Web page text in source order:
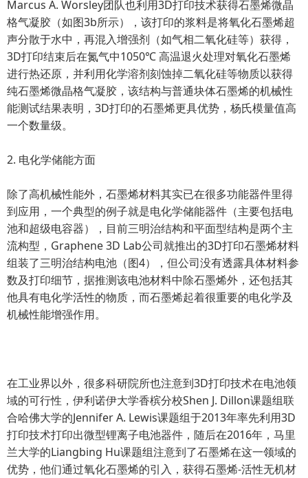
Marcus A. Worsley团队也利用3D打印技术获得石墨烯微晶
格气凝胶（如图3b所示），该打印的浆料是将氧化石墨烯超
声分散于水中，再混入增强剂（如气相二氧化硅等）获得，
3D打印结束后在氮气中1050℃ 高温退火处理对氧化石墨烯
进行热还原，并利用化学溶剂刻蚀掉二氧化硅等物质以获得
纯石墨烯微晶格气凝胶，该结构与普通块体石墨烯的机械性
能测试结果表明，3D打印的石墨烯更具优势，杨氏模量值高
一个数量级。
2. 电化学储能方面
除了高机械性能外，石墨烯材料其实已在很多功能器件里得
到应用，一个典型的例子就是电化学储能器件（主要包括电
池和超级电容器），目前三明治结构和平面型结构是两个主
流构型，Graphene 3D Lab公司就推出的3D打印石墨烯材料
组装了三明治结构电池（图4），但公司没有透露具体材料参
数及打印细节，据推测该电池材料中除石墨烯外，还包括其
他具有电化学活性的物质，而石墨烯起着很重要的电化学及
机械性能增强作用。
在工业界以外，很多科研院所也注意到3D打印技术在电池领
域的可行性，伊利诺伊大学香槟分校Shen J. Dillon课题组联
合哈佛大学的Jennifer A. Lewis课题组于2013年率先利用3D
打印技术打印出微型锂离子电池器件，随后在2016年，马里
兰大学的Liangbing Hu课题组注意到了石墨烯在这一领域的
优势，他们通过氧化石墨烯的引入，获得石墨烯-活性无机材